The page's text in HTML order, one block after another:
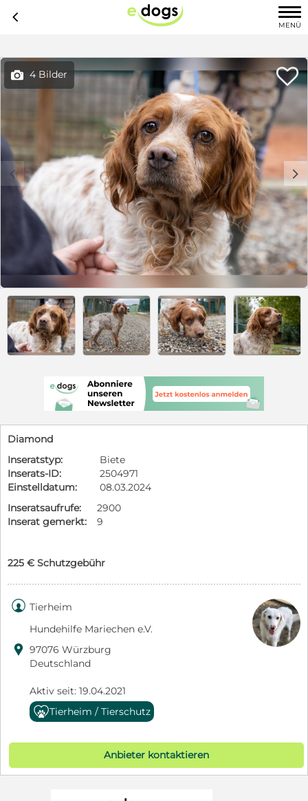
c
MENÜ
 4 Bilder 
c d
Diamond
Inseratstyp:
Biete
Inserats-ID:
2504971
Einstelldatum:
08.03.2024
Inseratsaufrufe:
2900
Inserat gemerkt:
9
225 € Schutzgebühr
 Tierheim
Hundehilfe Mariechen e.V.
 97076 Würzburg
Deutschland
Aktiv seit: 19.04.2021
Tierheim / Tierschutz
Anbieter kontaktieren